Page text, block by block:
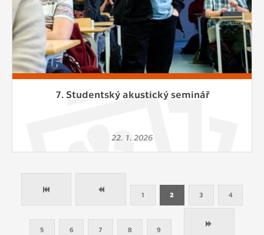
7. Studentský akustický seminář
22. 1. 2026
1 2 3 4
5 6 7 8 9